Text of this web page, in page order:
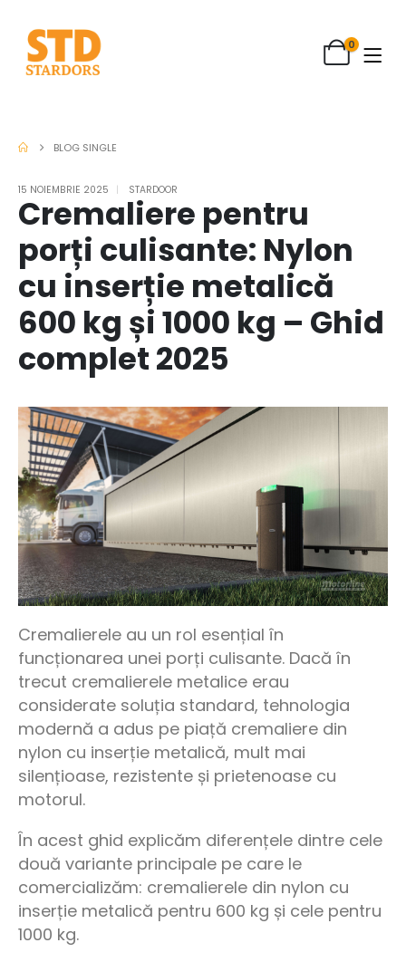
0
BLOG SINGLE
15 NOIEMBRIE 2025 STARDOOR
Cremaliere pentru
porți culisante: Nylon
cu inserție metalică
600 kg și 1000 kg – Ghid
complet 2025
Cremalierele au un rol esențial în
funcționarea unei porți culisante. Dacă în
trecut cremalierele metalice erau
considerate soluția standard, tehnologia
modernă a adus pe piață cremaliere din
nylon cu inserție metalică, mult mai
silențioase, rezistente și prietenoase cu
motorul.
În acest ghid explicăm diferențele dintre cele
două variante principale pe care le
comercializăm: cremalierele din nylon cu
inserție metalică pentru 600 kg și cele pentru
1000 kg.